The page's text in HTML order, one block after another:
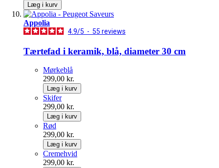
Læg i kurv
Appolia
4.9/5 - 55 reviews
Tærtefad i keramik, blå, diameter 30 cm
Mørkeblå
299,00 kr.
Læg i kurv
Skifer
299,00 kr.
Læg i kurv
Rød
299,00 kr.
Læg i kurv
Cremehvid
299,00 kr.